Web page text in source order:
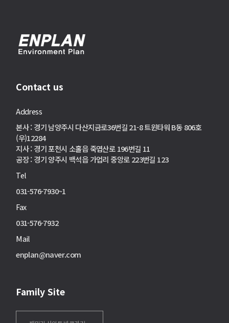
Contact us
Address
본사 : 경기 남양주시 다산지금로36번길 21-8 트윈타워 B동 806호
(우)12284
지사 : 경기 포천시 소홀읍 죽엽산로 196번길 11
공장 : 경기 양주시 백석읍 가업리 중앙로 223번길 123
Tel
031-576-7930~1
Fax
031-576-7932
Mail
enplan@naver.com
Family Site